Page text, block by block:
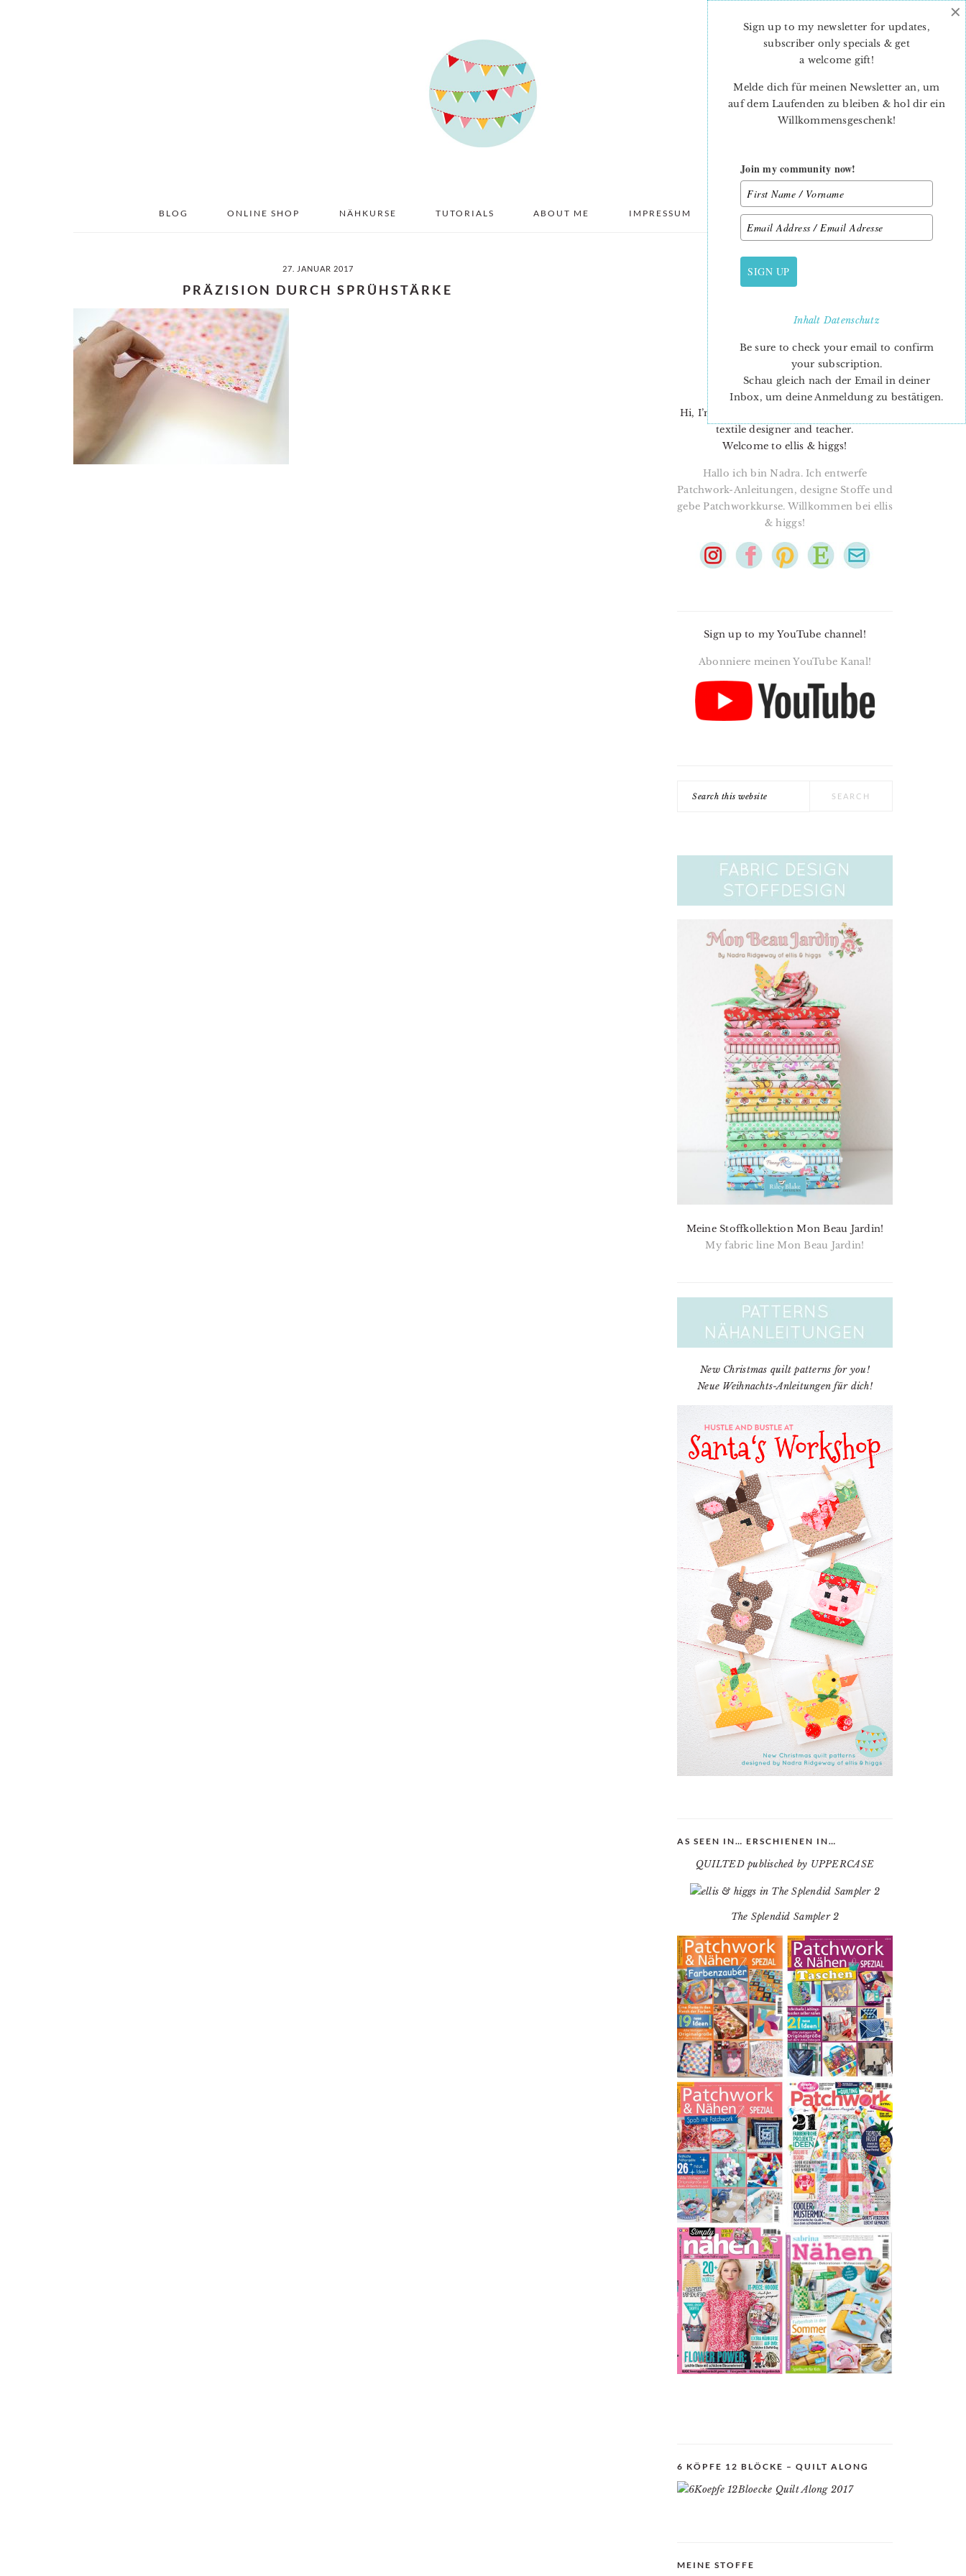
BLOG ONLINE SHOP NÄHKURSE TUTORIALS ABOUT ME IMPRESSUM DATENSCHUTZ
27. JANUAR 2017
PRÄZISION DURCH SPRÜHSTÄRKE
PRIMARY
SIDEBAR
Hi, I’m Nadra. I’m a quilt pattern designer,
textile designer and teacher.
Welcome to ellis & higgs!
Hallo ich bin Nadra. Ich entwerfe
Patchwork-Anleitungen, designe Stoffe und
gebe Patchworkkurse. Willkommen bei ellis
& higgs!
Sign up to my YouTube channel!
Abonniere meinen YouTube Kanal!
Meine Stoffkollektion Mon Beau Jardin!
My fabric line Mon Beau Jardin!
New Christmas quilt patterns for you!
Neue Weihnachts-Anleitungen für dich!
AS SEEN IN… ERSCHIENEN IN…
QUILTED publisched by UPPERCASE
The Splendid Sampler 2
6 KÖPFE 12 BLÖCKE – QUILT ALONG
MEINE STOFFE
Sign up to my newsletter for updates,
subscriber only specials & get
a welcome gift!
Melde dich für meinen Newsletter an, um
auf dem Laufenden zu bleiben & hol dir ein
Willkommensgeschenk!
Join my community now!
SIGN UP
InhaltDatenschutz
Be sure to check your email to confirm
your subscription.
Schau gleich nach der Email in deiner
Inbox, um deine Anmeldung zu bestätigen.
×